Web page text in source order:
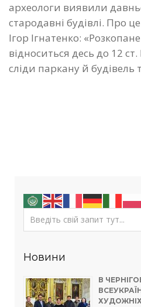
археологи виявили
стародавні будівлі. Про
Ігор Ігнатенко:
відноситься десь до 12
сліди паркану й будівель
Новини
В